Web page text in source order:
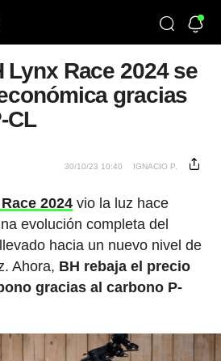
Lynx Race 2024 se
gracias
CL
30/10/23 10:40 IGNACIO P.
2024 vio la luz hace
evolución completa del
hacia un nuevo nivel de
Ahora, BH rebaja el precio
gracias al carbono P-